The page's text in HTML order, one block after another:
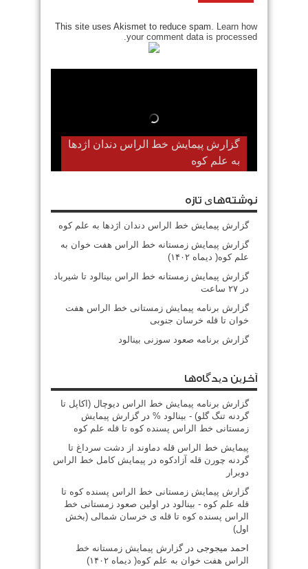
This site uses Akismet to reduce spam. Learn how
your comment data is processed.
گزارش پیمایش خط الراس دندان اژدها
به علم کوه
نوشته‌های تازه
گزارش پیمایش خط الراس دندان اژدها به علم کوه
گزارش پیمایش زمستانه خط الراس هفت خوان به
علم کوه( دیماه ۱۴۰۲)
گزارش پیمایش زمستانه خط الراس بینالود تا شیرباد
در ۲۷ ساعت
گزارش برنامه پیمایش زمستانی خط الراس هفت
خوان تا قله خرسان جنوبی
گزارش برنامه صعود سوزنی بینالود
آخرین دیدگاه‌ها
گزارش برنامه پيمايش خط الراس ديوچال (اكاپل تا
گردنه تنگ گلو) - بينالود % درگزارش پیمایش
زمستانی خط الراس پسنده کوه تا قله علم کوه
پيمايش خط الراس قله دماوند از دشت سرداغ تا
گردنه چورن قله آزادكوه در پیمایش کامل خط الراس
دوبرار
گزارش پیمایش زمستانی خط الراس پسنده کوه تا
قله علم کوه - بينالود در اولین صعود زمستانی خط
الراس پسنده کوه تا قله ی خرسان شمالی (بخش
اول)
احمد میجوجی درگزارش پیمایش زمستانه خط
الراس هفت خوان به علم کوه( دیماه ۱۴۰۲)